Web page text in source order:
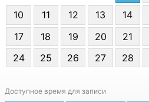
10
11 12 13 14
17
18 19 20 21
24
25 26 27 28
Доступное время для записи